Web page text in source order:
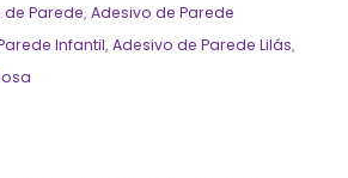
de Parede,Adesivo de Parede
Infantil,Adesivo de Parede Lilás,